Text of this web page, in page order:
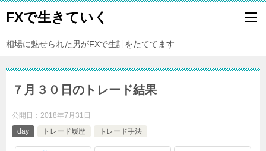
FXで生きていく
相場に魅せられた男がFXで生計をたててます
７月３０日のトレード結果
公開日： 2018年7月31日
day
トレード履歴 トレード手法